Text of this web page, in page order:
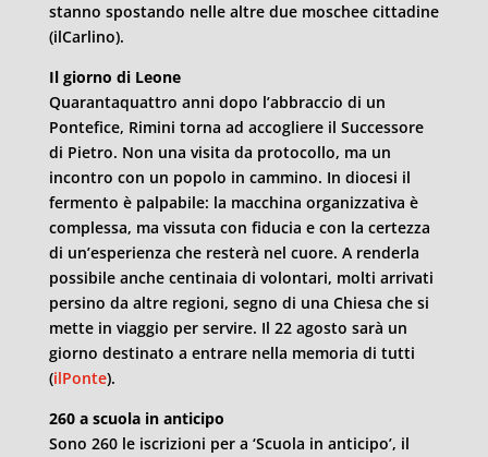
stanno spostando nelle altre due moschee cittadine
(ilCarlino).
Il giorno di Leone
Quarantaquattro anni dopo l’abbraccio di un
Pontefice, Rimini torna ad accogliere il Successore
di Pietro. Non una visita da protocollo, ma un
incontro con un popolo in cammino. In diocesi il
fermento è palpabile: la macchina organizzativa è
complessa, ma vissuta con fiducia e con la certezza
di un’esperienza che resterà nel cuore. A renderla
possibile anche centinaia di volontari, molti arrivati
persino da altre regioni, segno di una Chiesa che si
mette in viaggio per servire. Il 22 agosto sarà un
giorno destinato a entrare nella memoria di tutti
(ilPonte).
260 a scuola in anticipo
Sono 260 le iscrizioni per a ‘Scuola in anticipo’, il